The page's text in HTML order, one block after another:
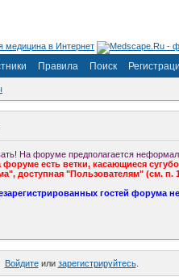
Правила Поиск
На форуме предполагается
есть ветки, касающиеся
доступная "Пользователям" (см. п.
гостей форума
Войдитеили зарегистрируйтесь.